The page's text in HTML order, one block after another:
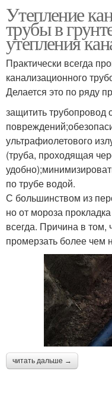
Утепление
трубы в
утепления
Практически всегда
канализационного
Делается это по ряду
защитить трубопровод
ультрафиолетового
(труба, проходящая
по трубе водой.
С большинством из
но от мороза
всегда. Причина в том,
промерзать более чем
читать дальше →